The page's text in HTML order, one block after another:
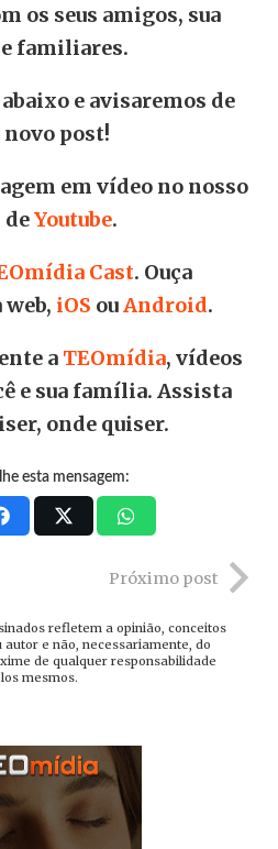
os seus amigos, sua
familiares.
e avisaremos de
novo post!
em vídeo no nosso
deYoutube.
Cast. Ouça
web, iOS ouAndroid.
a TEOmídia, vídeos
e sua família. Assista
onde quiser.
esta mensagem:
Próximo post
refletem a opinião, conceitos
autor e não, necessariamente, do
de qualquer responsabilidade
mesmos.